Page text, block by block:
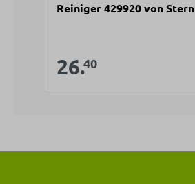
Reiniger 429920 von Stern
Verkaufspreis:
26.40